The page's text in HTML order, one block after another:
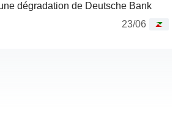
dégradation de Deutsche Bank
23/06